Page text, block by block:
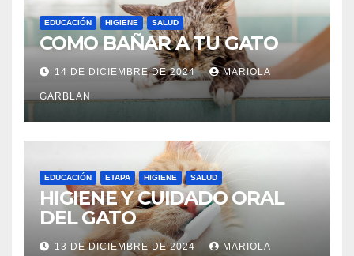
EDUCACIÓN HIGIENE SALUD
COMO BAÑAR A TU GATO
14 DE DICIEMBRE DE 2024 MARIOLA
GARBLAN
EDUCACIÓN ETAPA HIGIENE SALUD
HIGIENE Y CUIDADO ORAL
DEL GATO
13 DE DICIEMBRE DE 2024 MARIOLA